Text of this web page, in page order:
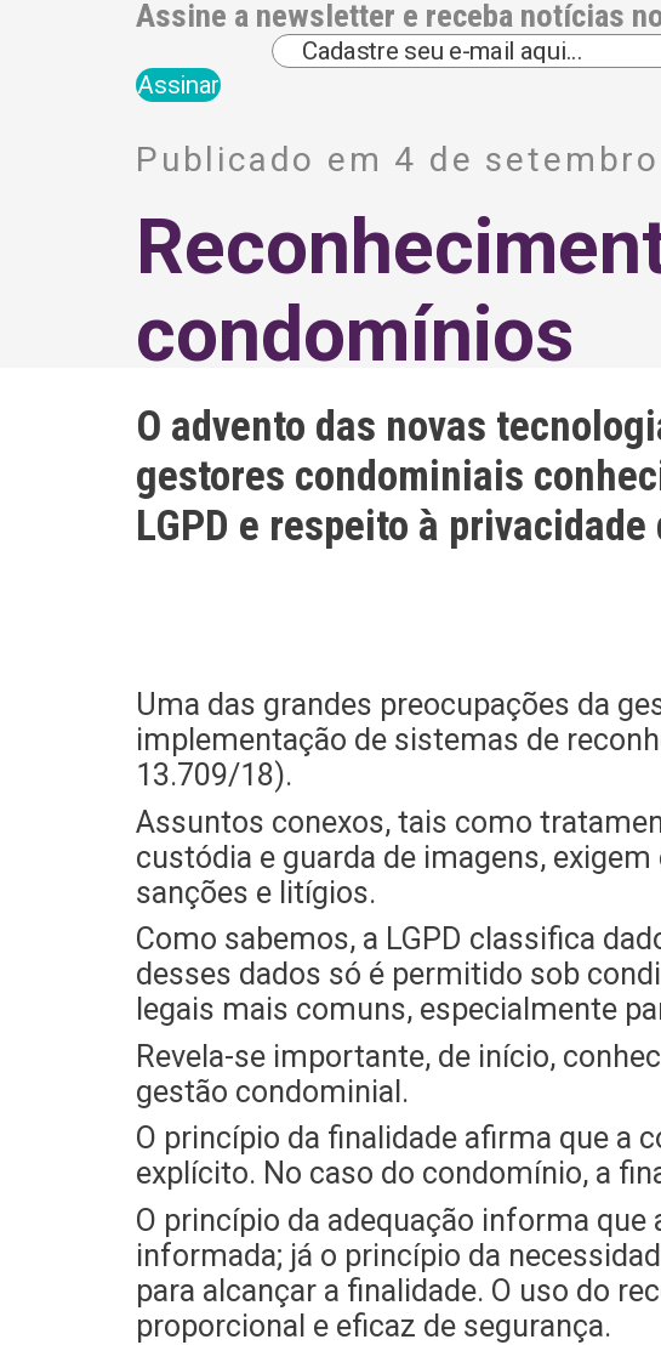
Assine a newsletter e receba notícias
e
n
e
:
Publicado em 4 de
condomínios
O advento das novas
gestores condominiais
LGPD e respeito à
Uma das grandes preocupações da
implementação de sistemas de
13.709/18).
Assuntos conexos, tais como
custódia e guarda de imagens,
sanções e litígios.
Como sabemos, a LGPD classifica
desses dados só é permitido sob
legais mais comuns, especialmente
Revela-se importante, de início,
gestão condominial.
O princípio da finalidade afirma que a
explícito. No caso do condomínio, a
O princípio da adequação informa
informada; já o princípio da
para alcançar a finalidade. O uso do
proporcional e eficaz de segurança.